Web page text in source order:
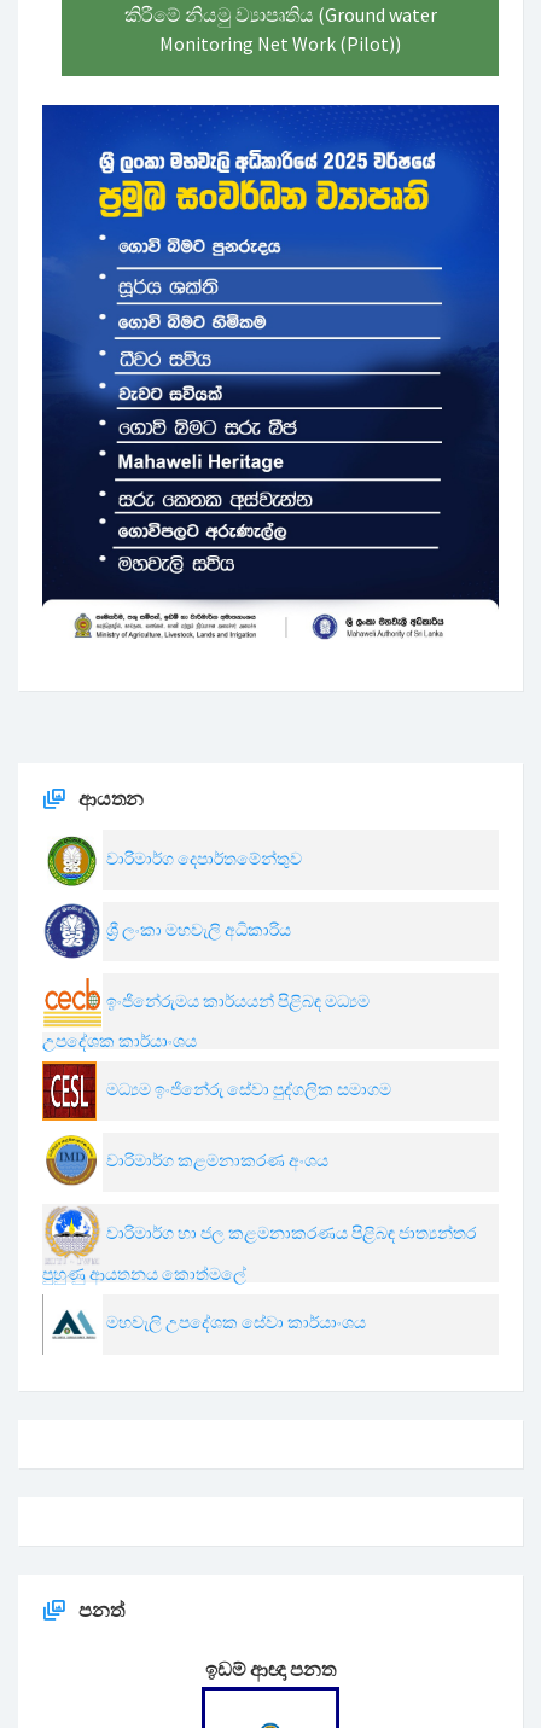
කිරීමේ නියමු ව්‍යාපෘතිය (Ground water
Monitoring Net Work (Pilot))
ආයතන
වාරිමාර්ග දෙපාර්තමේන්තුව
ශ්‍රී ලංකා මහවැලි අධිකාරිය
ඉංජිනේරුමය කාර්යයන් පිළිබඳ මධ්‍යම
උපදේශක කාර්යාංශය
මධ්‍යම ඉංජිනේරු සේවා පුද්ගලික සමාගම
වාරිමාර්ග කළමනාකරණ අංශය
වාරිමාර්ග හා ජල කළමනාකරණය පිළිබඳ ජාත්‍යන්තර
පුහුණු ආයතනය කොත්මලේ
මහවැලි උපදේශක සේවා කාර්යාංශය
පනත්
ඉඩම් ආඥා පනත